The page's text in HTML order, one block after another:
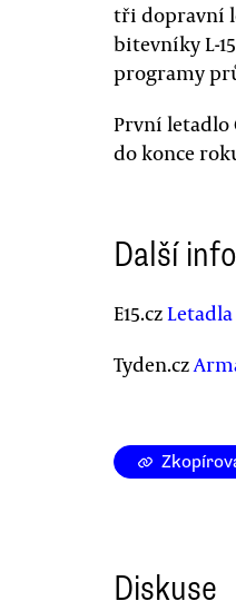
tři dopravní
bitevníky L-
programy
První letadlo
do konce
Další
E15.cz
Tyden.cz
Diskuse